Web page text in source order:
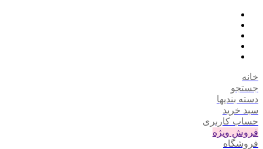
خانه
جستجو
دسته بندیها
سبد خرید
حساب کاربری
فروش ویژه
فروشگاه